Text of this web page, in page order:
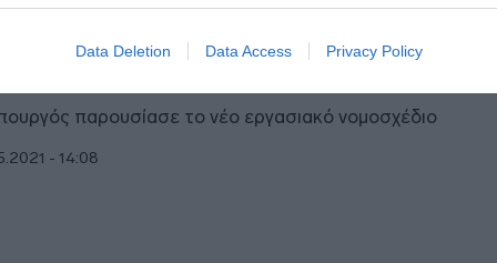
Data Deletion Data Access Privacy Policy
τα χέρια από το 8ωρο”-
έξω από το υπουργείο
παρουσίασε το νέο εργασιακό νομοσχέδιο
- 14:08